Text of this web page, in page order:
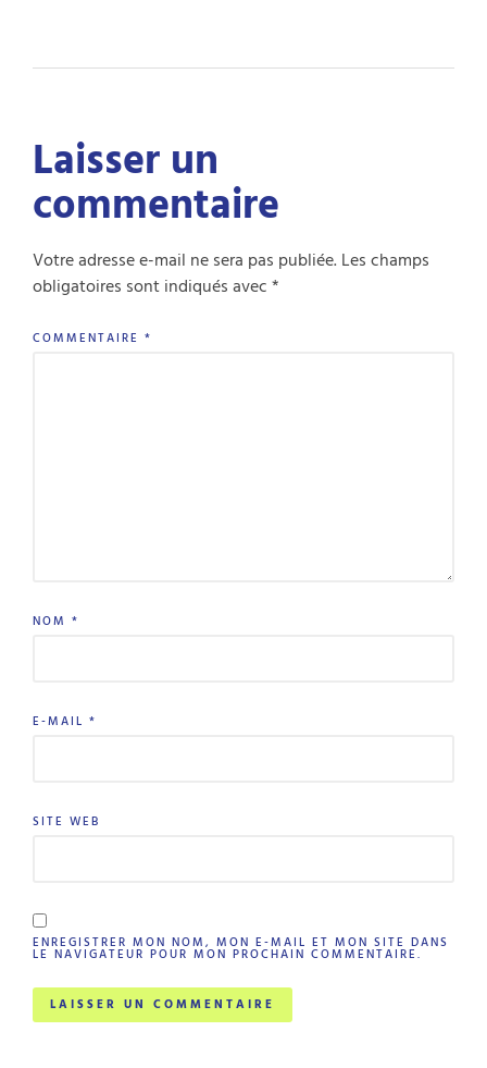
Laisser un
commentaire
Votre adresse e-mail ne sera pas publiée.Les champs
obligatoires sont indiqués avec*
COMMENTAIRE *
NOM *
E-MAIL *
SITE WEB
ENREGISTRER MON NOM, MON E-MAIL ET MON SITE DANS
LE NAVIGATEUR POUR MON PROCHAIN COMMENTAIRE.